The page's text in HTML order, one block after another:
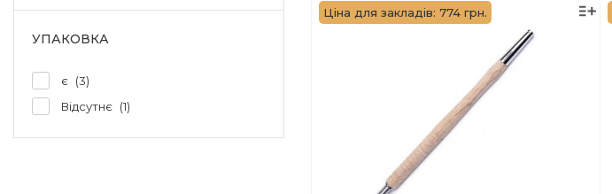
УПАКОВКА
є
3
Відсутнє
1
Ціна для закладів: 774 грн.